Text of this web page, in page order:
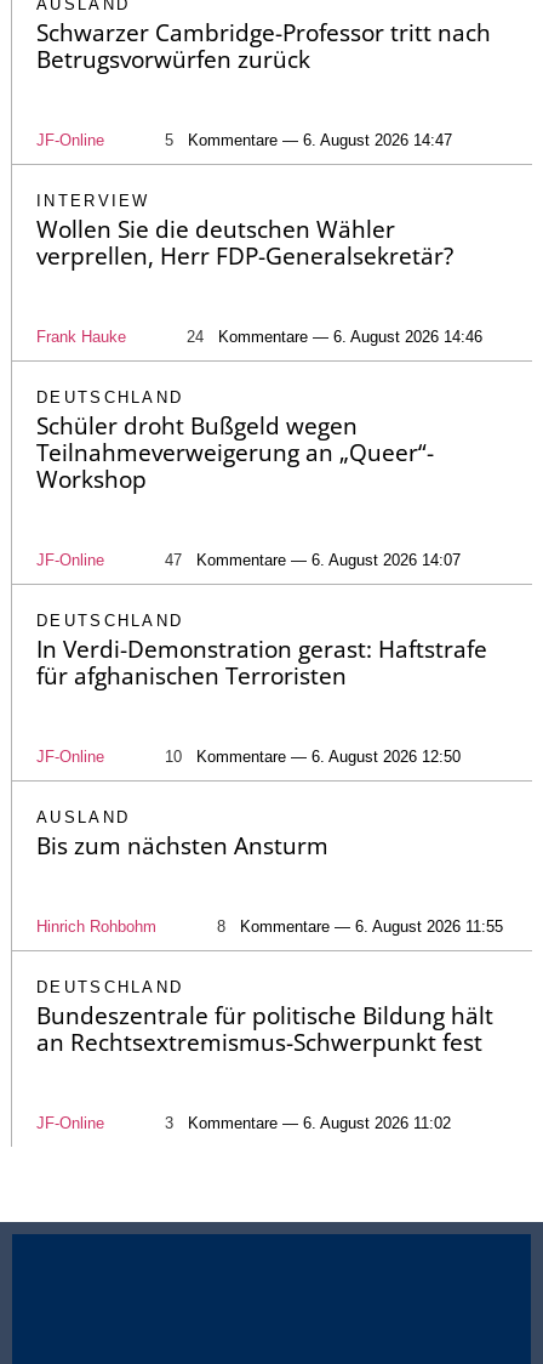
AUSLAND
Schwarzer Cambridge-Professor tritt nach
Betrugsvorwürfen zurück
JF-Online 5 Kommentare — 6. August 2026 14:47
INTERVIEW
Wollen Sie die deutschen Wähler
verprellen, Herr FDP-Generalsekretär?
Frank Hauke 24 Kommentare — 6. August 2026 14:46
DEUTSCHLAND
Schüler droht Bußgeld wegen
Teilnahmeverweigerung an „Queer“-
Workshop
JF-Online 47 Kommentare — 6. August 2026 14:07
DEUTSCHLAND
In Verdi-Demonstration gerast: Haftstrafe
für afghanischen Terroristen
JF-Online 10 Kommentare — 6. August 2026 12:50
AUSLAND
Bis zum nächsten Ansturm
Hinrich Rohbohm 8 Kommentare — 6. August 2026 11:55
DEUTSCHLAND
Bundeszentrale für politische Bildung hält
an Rechtsextremismus-Schwerpunkt fest
JF-Online 3 Kommentare — 6. August 2026 11:02